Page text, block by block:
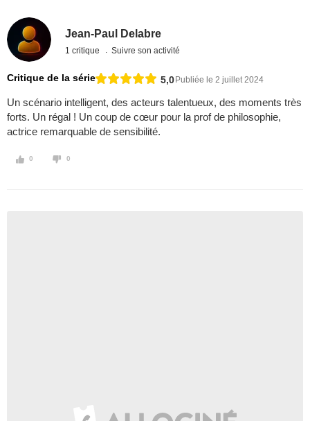
Jean-Paul Delabre
1 critique Suivre son activité
Critique de la série 5,0Publiée le 2 juillet 2024
Un scénario intelligent, des acteurs talentueux, des moments très
forts. Un régal ! Un coup de cœur pour la prof de philosophie,
actrice remarquable de sensibilité.
0 0